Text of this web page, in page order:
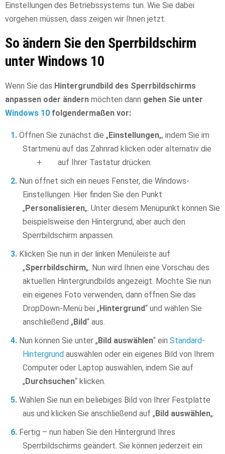
Einstellungen des Betriebssystems tun. Wie Sie dabei
vorgehen müssen, dass zeigen wir Ihnen jetzt.
So ändern Sie den Sperrbildschirm
unter Windows 10
Wenn Sie das Hintergrundbild des Sperrbildschirms
anpassen oder ändern möchten dann gehen Sie unter
Windows 10 folgendermaßen vor:
Öffnen Sie zunächst die „ Einstellungen„, indem Sie im
Startmenü auf das Zahnrad klicken oder alternativ die
+
auf Ihrer Tastatur drücken.
Nun öffnet sich ein neues Fenster, die Windows-
Einstellungen. Hier finden Sie den Punkt
„ Personalisieren„. Unter diesem Menüpunkt können Sie
beispielsweise den Hintergrund, aber auch den
Sperrbildschirm anpassen.
Klicken Sie nun in der linken Menüleiste auf
„Sperrbildschirm„. Nun wird Ihnen eine Vorschau des
aktuellen Hintergrundbilds angezeigt. Möchte Sie nun
ein eigenes Foto verwenden, dann öffnen Sie das
DropDown-Menü bei „ Hintergrund“ und wählen Sie
anschließend „ Bild“ aus.
Nun können Sie unter „ Bild auswählen“ ein Standard-
Hintergrund auswählen oder ein eigenes Bild von Ihrem
Computer oder Laptop auswählen, indem Sie auf
„ Durchsuchen“ klicken.
Wählen Sie nun ein beliebiges Bild von Ihrer Festplatte
aus und klicken Sie anschließend auf „ Bild auswählen„.
Fertig – nun haben Sie den Hintergrund Ihres
Sperrbildschirms geändert. Sie können jederzeit ein